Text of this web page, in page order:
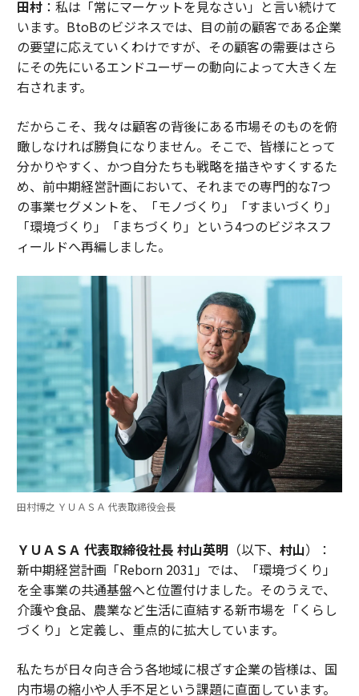
田村：私は「常にマーケットを見なさい」と言い続けて
います。BtoBのビジネスでは、目の前の顧客である企業
の要望に応えていくわけですが、その顧客の需要はさら
にその先にいるエンドユーザーの動向によって大きく左
右されます。
だからこそ、我々は顧客の背後にある市場そのものを俯
瞰しなければ勝負になりません。そこで、皆様にとって
分かりやすく、かつ自分たちも戦略を描きやすくするた
め、前中期経営計画において、それまでの専門的な7つ
の事業セグメントを、「モノづくり」「すまいづくり」
「環境づくり」「まちづくり」という4つのビジネスフ
ィールドへ再編しました。
田村博之 ＹＵＡＳＡ 代表取締役会長
ＹＵＡＳＡ 代表取締役社長 村山英明（以下、 村山）：
新中期経営計画「Reborn 2031」では、「環境づくり」
を全事業の共通基盤へと位置付けました。そのうえで、
介護や食品、農業など生活に直結する新市場を「くらし
づくり」と定義し、重点的に拡大しています。
私たちが日々向き合う各地域に根ざす企業の皆様は、国
内市場の縮小や人手不足という課題に直面しています。